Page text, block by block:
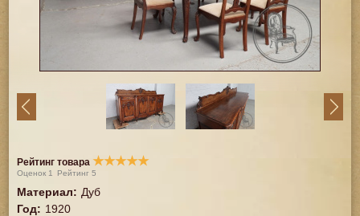
Рейтинг товара ★★★★★
Оценок 1 Рейтинг5
Материал: Дуб
Год: 1920